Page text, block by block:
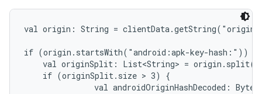
val origin: String =
if (origin.startsWith("android:apk-key-hash:")) {
val originSplit: List<String> =
    if (originSplit.size > 3) {
val androidOriginHashDecoded: